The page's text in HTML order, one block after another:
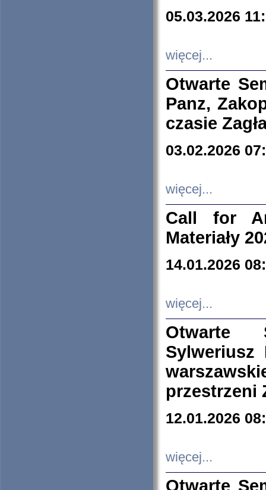
05.03.2026
więcej...
Otwarte
Panz,
czasie
03.02.2026
więcej...
Call for
Materiały
14.01.2026
więcej...
Otwarte
Sylweriusz
przestrzeni
12.01.2026
więcej...
Otwarte